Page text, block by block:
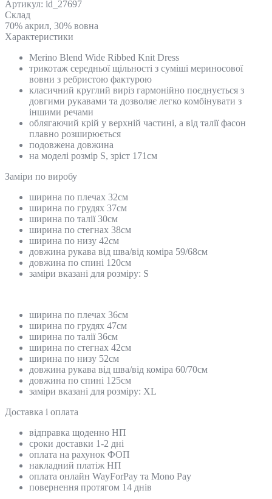
Артикул: id_27697
Склад
70% акрил, 30% вовна
Характеристики
Merino Blend Wide Ribbed Knit Dress
трикотаж середньої щільності з суміші мериносової
вовни з ребристою фактурою
класичний круглий виріз гармонійно поєднується з
довгими рукавами та дозволяє легко комбінувати з
іншими речами
облягаючий крій у верхній частині, а від талії фасон
плавно розширюється
подовжена довжина
на моделі розмір S, зріст 171см
Замiри по виробу
ширина по плечах 32см
ширина по грудях 37см
ширина по талії 30см
ширина по стегнах 38см
ширина по низу 42см
довжина рукава від шва/від коміра 59/68см
довжина по спині 120см
заміри вказані для розміру: S
ширина по плечах 36см
ширина по грудях 47см
ширина по талії 36см
ширина по стегнах 42см
ширина по низу 52см
довжина рукава від шва/від коміра 60/70см
довжина по спині 125см
заміри вказані для розміру: ХL
Доставка і оплата
відправка щоденно НП
сроки доставки 1-2 дні
оплата на рахунок ФОП
накладний платіж НП
оплата онлайн WayForPay та Mono Pay
повернення протягом 14 днів